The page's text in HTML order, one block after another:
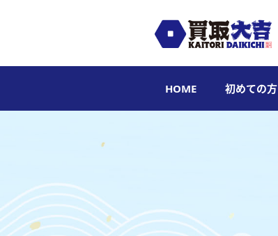
HOME 初めての方